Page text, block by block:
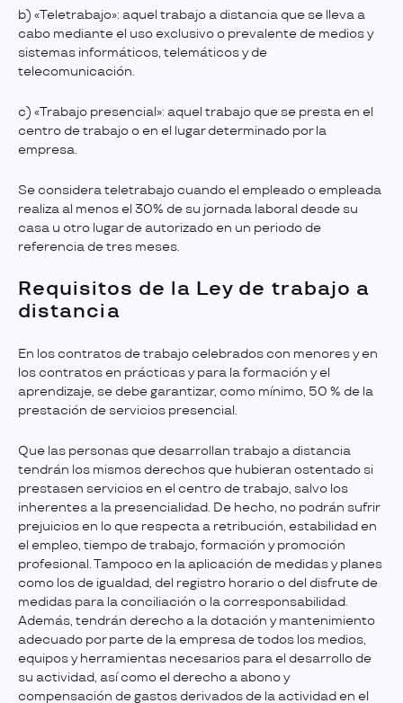
b) «Teletrabajo»: aquel trabajo a distancia que se lleva a
cabo mediante el uso exclusivo o prevalente de medios y
sistemas informáticos, telemáticos y de
telecomunicación.
c) «Trabajo presencial»: aquel trabajo que se presta en el
centro de trabajo o en el lugar determinado por la
empresa.
Se considera teletrabajo cuando el empleado o empleada
realiza al menos el 30% de su jornada laboral desde su
casa u otro lugar de autorizado en un periodo de
referencia de tres meses.
Requisitos de la Ley de trabajo a
distancia
En los contratos de trabajo celebrados con menores y en
los contratos en prácticas y para la formación y el
aprendizaje, se debe garantizar, como mínimo, 50 % de la
prestación de servicios presencial.
Que las personas que desarrollan trabajo a distancia
tendrán los mismos derechos que hubieran ostentado si
prestasen servicios en el centro de trabajo, salvo los
inherentes a la presencialidad. De hecho, no podrán sufrir
prejuicios en lo que respecta a retribución, estabilidad en
el empleo, tiempo de trabajo, formación y promoción
profesional. Tampoco en la aplicación de medidas y planes
como los de igualdad, del registro horario o del disfrute de
medidas para la conciliación o la corresponsabilidad.
Además, tendrán derecho a la dotación y mantenimiento
adecuado por parte de la empresa de todos los medios,
equipos y herramientas necesarios para el desarrollo de
su actividad, así como el derecho a abono y
compensación de gastos derivados de la actividad en el